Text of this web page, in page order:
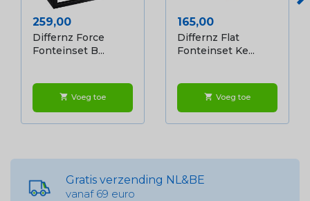
Prijs
259,00
Differnz Force
Fonteinset B...
shopping_cart Voeg toe
Prijs
165,00
Differnz Flat
Fonteinset Ke...
shopping_cart Voeg toe
Gratis verzending NL&BE
vanaf 69 euro